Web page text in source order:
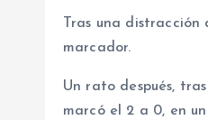
Tras una
marcador.
Un rato después,
marcó el 2 a 0, en